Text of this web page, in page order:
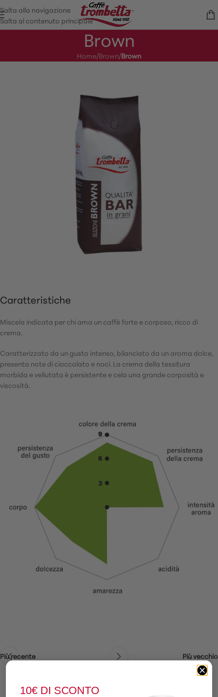
Salta alla navigazione
Salta al contenuto principale
Brown
Home/Brown/Brown
Caratteristiche
Miscela indicata per chi ama un caffè forte e corposo, ricco di
crema.
Caratterizzato da un gusto intenso, bilanciato da un aroma dolce,
presenta note di cioccolato e noci. La crema della tessitura
morbida e vellutata è persistente e cela una grande corposità e
viscosità.
Più recente Più vecchio
10€ DI SCONTO